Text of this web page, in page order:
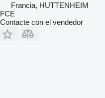
Francia, HUTTENHEIM
FCE
Contacte con el vendedor